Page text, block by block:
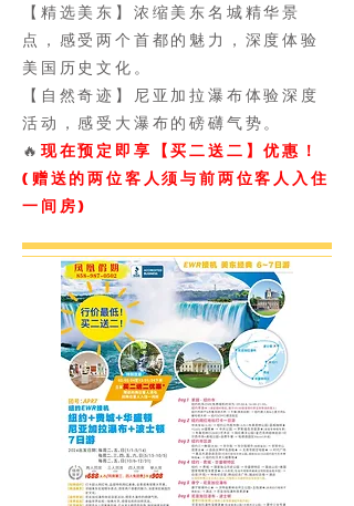
【精选美东】浓缩美东名城精华景
点，感受两个首都的魅力，深度体验
美国历史文化。
【自然奇迹】尼亚加拉瀑布体验深度
活动，感受大瀑布的磅礴气势。
🔥 现在预定即享【买二送二】优惠！
(赠送的两位客人须与前两位客人入住
一间房)